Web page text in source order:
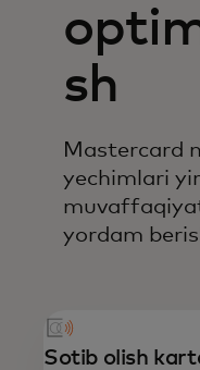
sh
Mastercard
yechimlari
yordam
Sotib olish